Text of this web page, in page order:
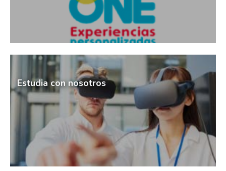
Estudia con nosotros